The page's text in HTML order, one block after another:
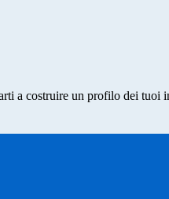
a costruire un profilo dei tuoi